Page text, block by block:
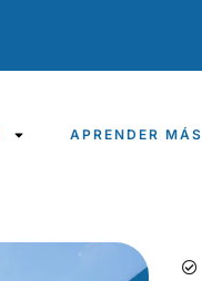
APRENDER MÁS